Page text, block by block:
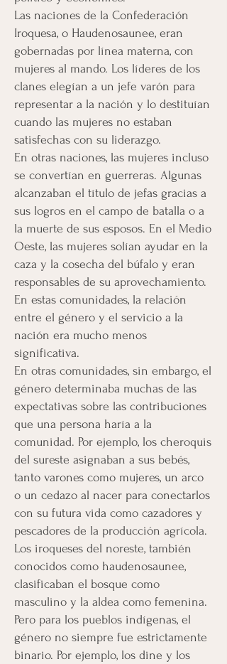
Las naciones de la Confederación
Iroquesa, o Haudenosaunee, eran
gobernadas por línea materna, con
mujeres al mando. Los líderes de los
clanes elegían a un jefe varón para
representar a la nación y lo destituían
cuando las mujeres no estaban
satisfechas con su liderazgo.
En otras naciones, las mujeres incluso
se convertían en guerreras. Algunas
alcanzaban el título de jefas gracias a
sus logros en el campo de batalla o a
la muerte de sus esposos. En el Medio
Oeste, las mujeres solían ayudar en la
caza y la cosecha del búfalo y eran
responsables de su aprovechamiento.
En estas comunidades, la relación
entre el género y el servicio a la
nación era mucho menos
significativa.
En otras comunidades, sin embargo, el
género determinaba muchas de las
expectativas sobre las contribuciones
que una persona haría a la
comunidad. Por ejemplo, los cheroquis
del sureste asignaban a sus bebés,
tanto varones como mujeres, un arco
o un cedazo al nacer para conectarlos
con su futura vida como cazadores y
pescadores de la producción agrícola.
Los iroqueses del noreste, también
conocidos como haudenosaunee,
clasificaban el bosque como
masculino y la aldea como femenina.
Pero para los pueblos indígenas, el
género no siempre fue estrictamente
binario. Por ejemplo, los dine y los